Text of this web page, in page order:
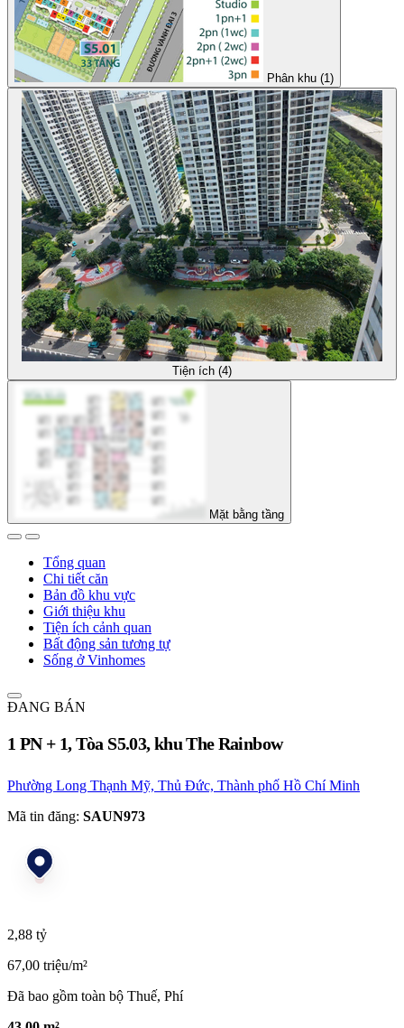
Phân khu (1)
Tiện ích (4)
Mặt bằng tầng
Tổng quan
Chi tiết căn
Bản đồ khu vực
Giới thiệu khu
Tiện ích cảnh quan
Bất động sản tương tự
Sống ở Vinhomes
ĐANG BÁN
1 PN + 1, Tòa S5.03, khu The Rainbow
Phường Long Thạnh Mỹ, Thủ Đức, Thành phố Hồ Chí Minh
Mã tin đăng: SAUN973
2,88 tỷ
67,00 triệu/m²
Đã bao gồm toàn bộ Thuế, Phí